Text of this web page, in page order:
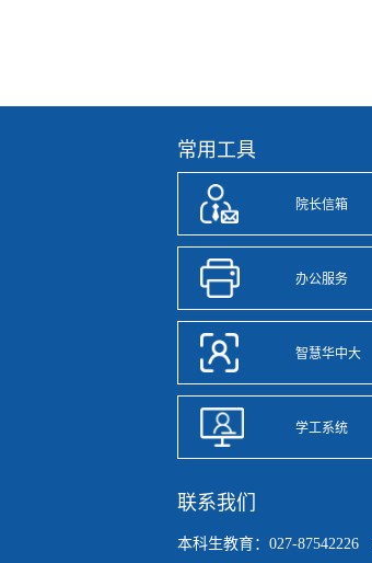
常用工具
院长信箱
办公服务
智慧华中大
学工系统
联系我们
本科生教育：027-87542226